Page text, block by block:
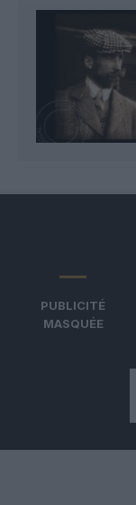
PUBLICITÉ
MASQUÉE